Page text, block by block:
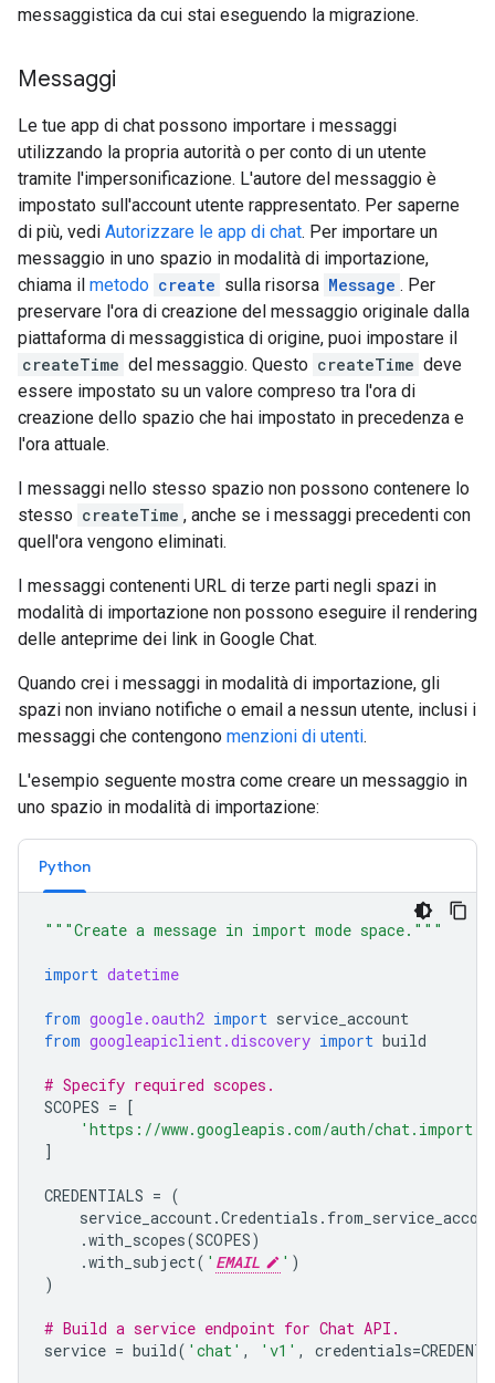
messaggistica da cui stai eseguendo la migrazione.
Messaggi
Le tue app di chat possono importare i messaggi
utilizzando la propria autorità o per conto di un utente
tramite l'impersonificazione. L'autore del messaggio è
impostato sull'account utente rappresentato. Per saperne
di più, vedi Autorizzare le app di chat. Per importare un
messaggio in uno spazio in modalità di importazione,
chiama il metodo create sulla risorsa Message . Per
preservare l'ora di creazione del messaggio originale dalla
piattaforma di messaggistica di origine, puoi impostare il
createTime del messaggio. Questo createTime deve
essere impostato su un valore compreso tra l'ora di
creazione dello spazio che hai impostato in precedenza e
l'ora attuale.
I messaggi nello stesso spazio non possono contenere lo
stesso createTime , anche se i messaggi precedenti con
quell'ora vengono eliminati.
I messaggi contenenti URL di terze parti negli spazi in
modalità di importazione non possono eseguire il rendering
delle anteprime dei link in Google Chat.
Quando crei i messaggi in modalità di importazione, gli
spazi non inviano notifiche o email a nessun utente, inclusi i
messaggi che contengono menzioni di utenti.
L'esempio seguente mostra come creare un messaggio in
uno spazio in modalità di importazione:
Python
"""Create a message in import mode space."""
import datetime
from google.oauth2 import service_account
from googleapiclient.discovery import build
# Specify required scopes.
SCOPES = [
'https://www.googleapis.com/auth/chat.import'
]
CREDENTIALS = (
service_account.Credentials .
.with_scopes(SCOPES)
.with_subject( ' EMAIL ' )
)
# Build a service endpoint for Chat API.
service = build( 'chat' , 'v1' , credentials=